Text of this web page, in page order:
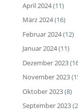
April 2024(11)
März 2024(16)
Februar 2024(12)
Januar 2024(11)
Dezember 2023
November 2023
Oktober 2023(8)
September 2023